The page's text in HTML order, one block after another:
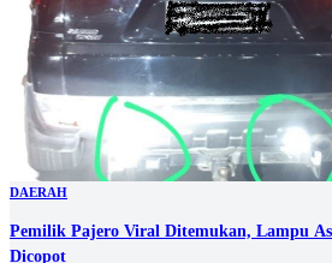
DAERAH
Pemilik Pajero Viral Ditemukan, Lampu
Dicopot